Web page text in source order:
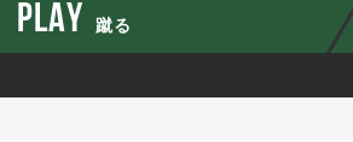
PLAY 蹴る